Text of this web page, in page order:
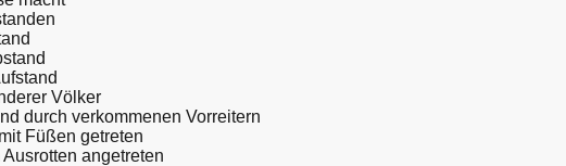
Völker
durch verkommenen Vorreitern
Füßen getreten
angetreten